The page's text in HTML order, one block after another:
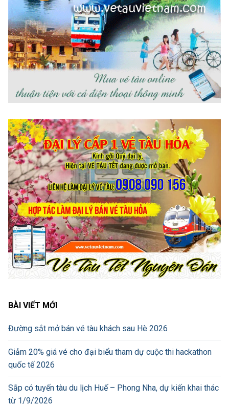
BÀI VIẾT MỚI
Đường sắt mở bán vé tàu khách sau Hè 2026
Giảm 20% giá vé cho đại biểu tham dự cuộc thi hackathon
quốc tế 2026
Sắp có tuyến tàu du lịch Huế – Phong Nha, dự kiến khai thác
từ 1/9/2026